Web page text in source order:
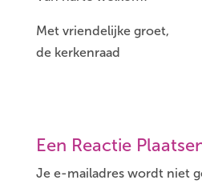
Met vriendelijke groet,
de kerkenraad
Een Reactie
Je e-mailadres wordt niet